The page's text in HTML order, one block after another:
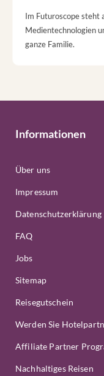
Im Futuroscope steht
Medientechnologien
ganze Familie.
Informationen
Über uns
Impressum
Datenschutzerklärung
FAQ
Jobs
Sitemap
Reisegutschein
Werden Sie
Affiliate Partner
Nachhaltiges Reisen